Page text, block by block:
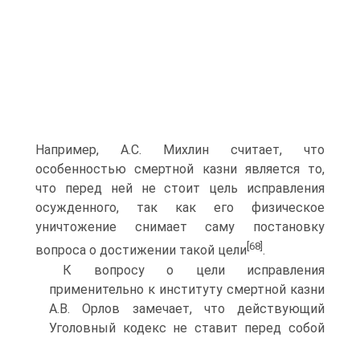
Например, А.С. Михлин считает, что
особенностью смертной казни является то,
что перед ней не стоит цель исправления
осужденного, так как его физическое
уничтожение снимает саму постановку
вопроса о достижении такой цели [68] .
К вопросу о цели исправления
применительно к институту смертной казни
А.В. Орлов замечает, что действующий
Уголовный кодекс не ставит перед собой